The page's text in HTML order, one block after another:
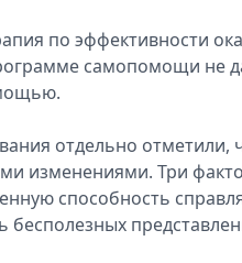
по эффективности
самопомощи не
отдельно
изменениями. Три
способность
бесполезных